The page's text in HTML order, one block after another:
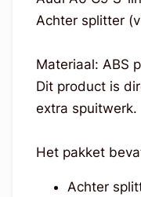
Achter splitter
Materiaal: ABS
Dit product is
extra spuitwerk.
Het pakket
Achter